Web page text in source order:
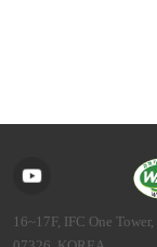
16~17F, IFC One